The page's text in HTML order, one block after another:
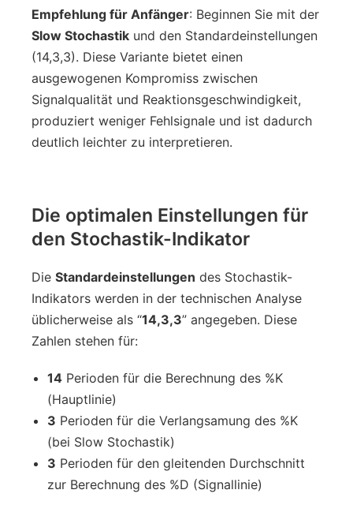
Empfehlung für Anfänger: Beginnen Sie mit der
Slow Stochastik und den Standardeinstellungen
(14,3,3). Diese Variante bietet einen
ausgewogenen Kompromiss zwischen
Signalqualität und Reaktionsgeschwindigkeit,
produziert weniger Fehlsignale und ist dadurch
deutlich leichter zu interpretieren.
Die optimalen Einstellungen für
den Stochastik-Indikator
Die Standardeinstellungen des Stochastik-
Indikators werden in der technischen Analyse
üblicherweise als “14,3,3” angegeben. Diese
Zahlen stehen für:
14 Perioden für die Berechnung des %K
(Hauptlinie)
3 Perioden für die Verlangsamung des %K
(bei Slow Stochastik)
3 Perioden für den gleitenden Durchschnitt
zur Berechnung des %D (Signallinie)